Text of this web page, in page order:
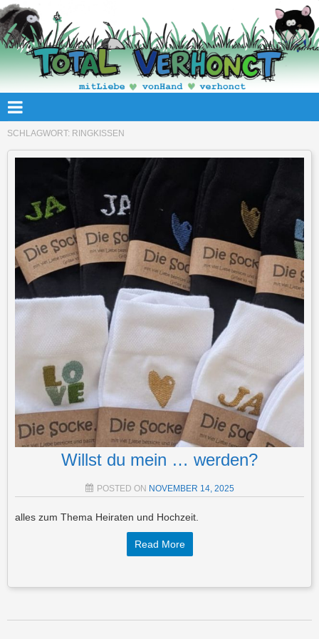
SCHLAGWORT: RINGKISSEN
Willst du mein … werden?
POSTED ON NOVEMBER 14, 2025
alles zum Thema Heiraten und Hochzeit.
Read More